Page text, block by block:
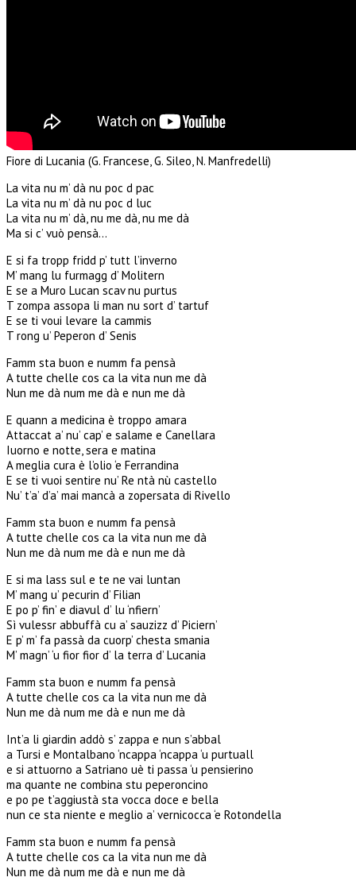
Fiore di Lucania (G. Francese, G. Sileo, N. Manfredelli)
La vita nu m’ dà nu poc d pac
La vita nu m’ dà nu poc d luc
La vita nu m’ dà, nu me dà, nu me dà
Ma si c’ vuò pensà…
E si fa tropp fridd p’ tutt l’inverno
M’ mang lu furmagg d’ Molitern
E se a Muro Lucan scav nu purtus
T zompa assopa li man nu sort d’ tartuf
E se ti voui levare la cammis
T rong u’ Peperon d’ Senis
Famm sta buon e numm fa pensà
A tutte chelle cos ca la vita nun me dà
Nun me dà num me dà e nun me dà
E quann a medicina è troppo amara
Attaccat a’ nu’ cap’ e salame e Canellara
Iuorno e notte, sera e matina
A meglia cura è l’olio ‘e Ferrandina
E se ti vuoi sentire nu’ Re ntà nù castello
Nu’ t’a’ d’a’ mai mancà a zopersata di Rivello
Famm sta buon e numm fa pensà
A tutte chelle cos ca la vita nun me dà
Nun me dà num me dà e nun me dà
E si ma lass sul e te ne vai luntan
M’ mang u’ pecurin d’ Filian
E po p’ fin’ e diavul d’ lu ‘nfiern’
Sì vulessr abbuffà cu a’ sauzizz d’ Piciern’
E p’ m’ fa passà da cuorp’ chesta smania
M’ magn’ ‘u fior fior d’ la terra d’ Lucania
Famm sta buon e numm fa pensà
A tutte chelle cos ca la vita nun me dà
Nun me dà num me dà e nun me dà
Int’a li giardin addò s’ zappa e nun s’abbal
a Tursi e Montalbano ‘ncappa ‘ncappa ‘u purtuall
e si attuorno a Satriano uè ti passa ‘u pensierino
ma quante ne combina stu peperoncino
e po pe t’aggiustà sta vocca doce e bella
nun ce sta niente e meglio a’ vernicocca ‘e Rotondella
Famm sta buon e numm fa pensà
A tutte chelle cos ca la vita nun me dà
Nun me dà num me dà e nun me dà